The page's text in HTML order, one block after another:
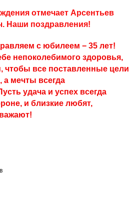
отмечает Арсентьев
Наши поздравления!
с юбилеем − 35 лет!
непоколебимого здоровья,
чтобы все поставленные цели
а мечты всегда
удача и успех всегда
и близкие любят,